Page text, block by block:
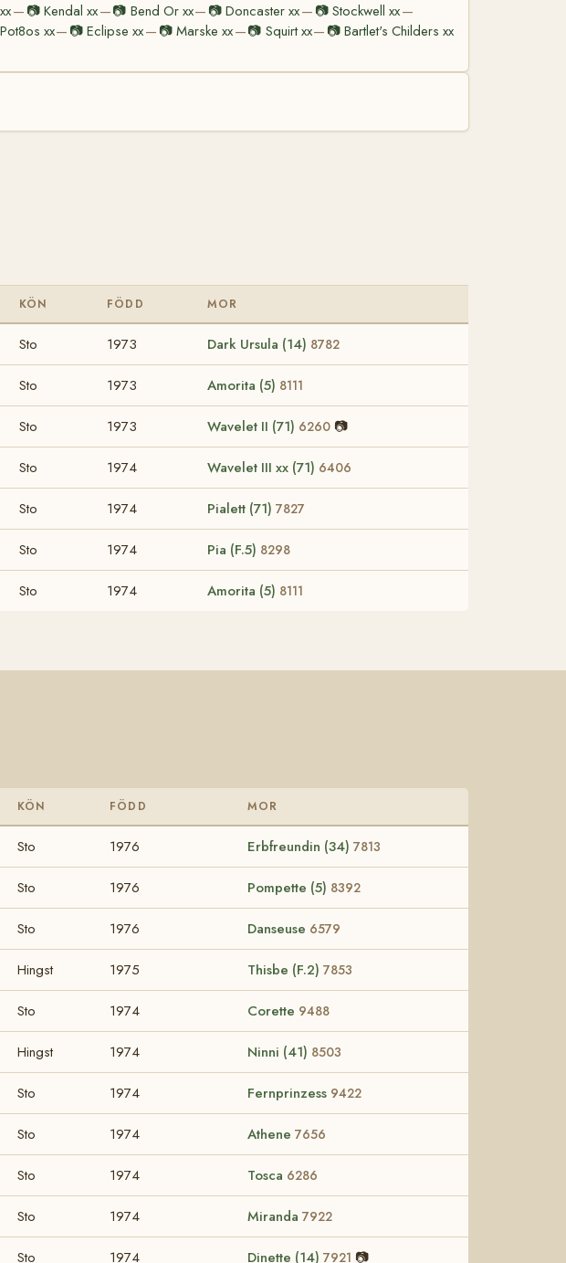
— 📷Kendal xx—📷 Bend Or xx— 📷Doncaster xx— 📷Stockwell xx—
Pot8os xx— 📷Eclipse xx— 📷Marske xx—📷 Squirt xx— 📷Bartlet's Childers xx
KÖN FÖDD MOR
Sto 1973 Dark Ursula (14) 8782
Sto 1973 Amorita (5) 8111
Sto 1973 Wavelet II (71) 6260 📷
Sto 1974 Wavelet III xx (71) 6406
Sto 1974 Pialett (71) 7827
Sto 1974 Pia (F.5) 8298
Sto 1974 Amorita (5) 8111
KÖN FÖDD MOR
Sto 1976 Erbfreundin (34) 7813
Sto 1976 Pompette (5) 8392
Sto 1976 Danseuse 6579
Hingst 1975 Thisbe (F.2) 7853
Sto 1974 Corette 9488
Hingst 1974 Ninni (41) 8503
Sto 1974 Fernprinzess 9422
Sto 1974 Athene 7656
Sto 1974 Tosca 6286
Sto 1974 Miranda 7922
Sto 1974 Dinette (14) 7921 📷